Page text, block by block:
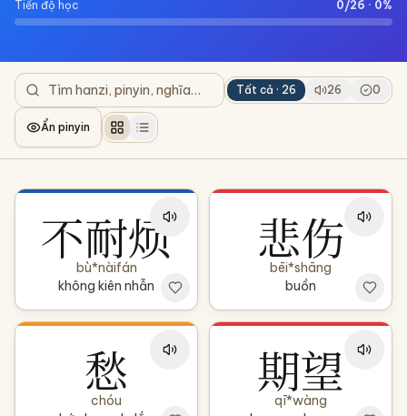
Tiến độ học 0/26 · 0%
Tất cả · 26 26 0
Ẩn pinyin
不耐烦
bù*nàifán
không kiên nhẫn
悲伤
bēi*shāng
buồn
愁
chóu
期望
qī*wàng